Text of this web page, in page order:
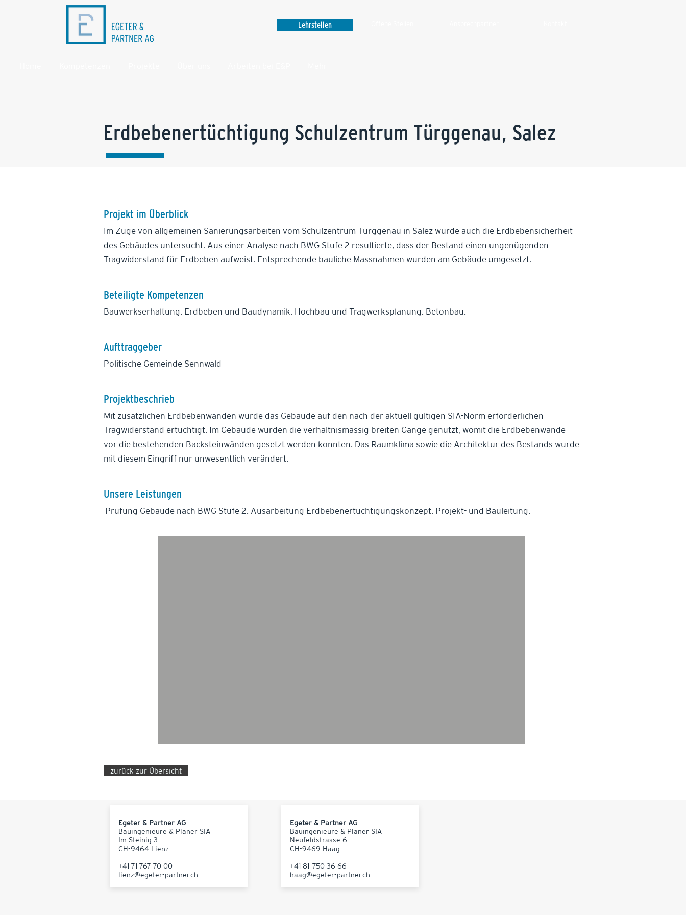
Lehrstellen
Erdbebenertüchtigung Schulzentrum Türggenau, Salez
Projekt im Überblick
Im Zuge von allgemeinen Sanierungsarbeiten vom Schulzentrum Türggenau in Salez wurde auch die Erdbebensicherheit
des Gebäudes untersucht. Aus einer Analyse nach BWG Stufe 2 resultierte, dass der Bestand einen ungenügenden
Tragwiderstand für Erdbeben aufweist. Entsprechende bauliche Massnahmen wurden am Gebäude umgesetzt.
Beteiligte Kompetenzen
Bauwerkserhaltung. Erdbeben und Baudynamik. Hochbau und Tragwerksplanung. Betonbau.
Aufttraggeber
Politische Gemeinde Sennwald
Projektbeschrieb
Mit zusätzlichen Erdbebenwänden wurde das Gebäude auf den nach der aktuell gültigen SIA-Norm erforderlichen
Tragwiderstand ertüchtigt. Im Gebäude wurden die verhältnismässig breiten Gänge genutzt, womit die Erdbebenwände
vor die bestehenden Backsteinwänden gesetzt werden konnten. Das Raumklima sowie die Architektur des Bestands wurde
mit diesem Eingriff nur unwesentlich verändert.
Unsere Leistungen
Prüfung Gebäude nach BWG Stufe 2. Ausarbeitung Erdbebenertüchtigungskonzept. Projekt- und Bauleitung.
zurück zur Übersicht
Egeter & Partner AG
Bauingenieure & Planer SIA
Im Steinig 3
CH-9464 Lienz
+41 71 767 70 00
lienz@egeter-partner.ch
Egeter & Partner AG
Bauingenieure & Planer SIA
Neufeldstrasse 6
CH-9469 Haag
+41 81 750 36 66
haag@egeter-partner.ch